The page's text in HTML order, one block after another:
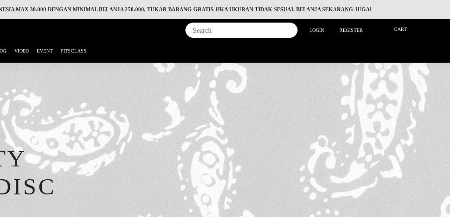
VIDEO EVENT FITSCLASS
LOGIN REGISTER CART
MAX 30.000 DENGAN MINIMAL BELANJA 250.000, TUKAR BARANG GRATIS JIKA UKURAN TIDAK SESUAI. BELANJA SEKARANG JUGA!